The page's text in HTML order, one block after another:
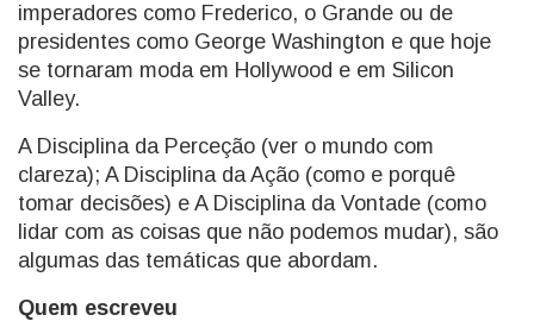
imperadores como Frederico, o Grande ou de
presidentes como George Washington e que hoje
se tornaram moda em Hollywood e em Silicon
Valley.
A Disciplina da Perceção (ver o mundo com
clareza); A Disciplina da Ação (como e porquê
tomar decisões) e A Disciplina da Vontade (como
lidar com as coisas que não podemos mudar), são
algumas das temáticas que abordam.
Quem escreveu